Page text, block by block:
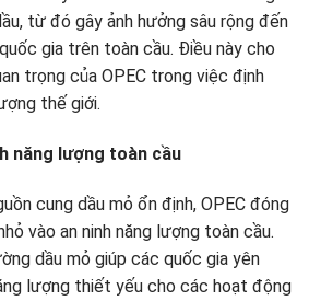
từ đó gây ảnh hưởng sâu rộng đến
gia trên toàn cầu. Điều này cho
trọng của OPEC trong việc định
thế giới.
năng lượng toàn cầu
cung dầu mỏ ổn định, OPEC đóng
vào an ninh năng lượng toàn cầu.
dầu mỏ giúp các quốc gia yên
lượng thiết yếu cho các hoạt động